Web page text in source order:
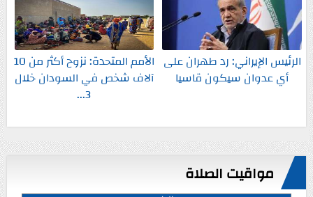
الرئيس الإيراني: رد طهران على
أي عدوان سيكون قاسيا
الأمم المتحدة: نزوح أكثر من 10
آلاف شخص في السودان خلال
3...
مواقيت الصلاة